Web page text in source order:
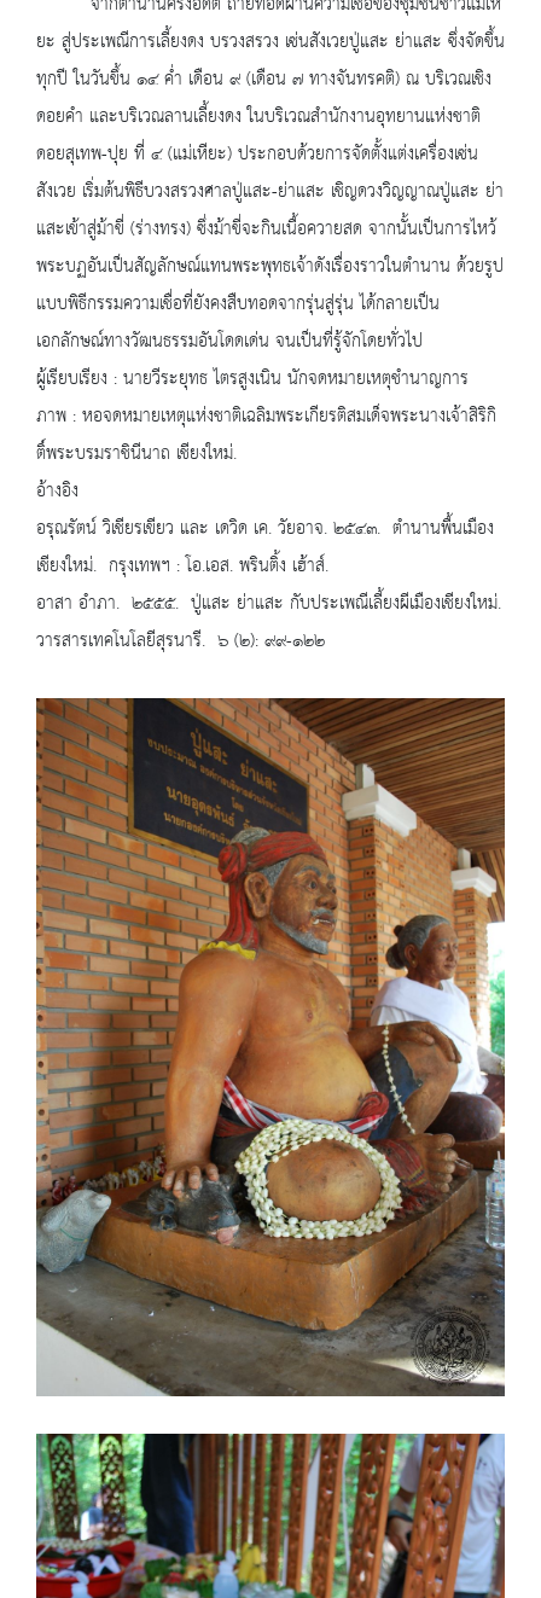
ยะ สู่ประเพณีการเลี้ยงดง บรวงสรวง เซ่นสังเวยปู่แสะ ย่าแสะ ซึ่งจัดขึ้น
ทุกปี ในวันขึ้น ๑๔ ค่ำ เดือน ๙ (เดือน ๗ ทางจันทรคติ) ณ บริเวณเชิง
ดอยคำ และบริเวณลานเลี้ยงดง ในบริเวณสำนักงานอุทยานแห่งชาติ
ดอยสุเทพ-ปุย ที่ ๔ (แม่เหียะ) ประกอบด้วยการจัดตั้งแต่งเครื่องเซ่น
สังเวย เริ่มต้นพิธีบวงสรวงศาลปู่แสะ-ย่าแสะ เชิญดวงวิญญาณปู่แสะ ย่า
แสะเข้าสู่ม้าขี่ (ร่างทรง) ซึ่งม้าขี่จะกินเนื้อควายสด จากนั้นเป็นการไหว้
พระบฏอันเป็นสัญลักษณ์แทนพระพุทธเจ้าดังเรื่องราวในตำนาน ด้วยรูป
แบบพิธีกรรมความเชื่อที่ยังคงสืบทอดจากรุ่นสู่รุ่น ได้กลายเป็น
เอกลักษณ์ทางวัฒนธรรมอันโดดเด่น จนเป็นที่รู้จักโดยทั่วไป
ผู้เรียบเรียง : นายวีระยุทธ ไตรสูงเนิน นักจดหมายเหตุชำนาญการ
ภาพ : หอจดหมายเหตุแห่งชาติเฉลิมพระเกียรติสมเด็จพระนางเจ้าสิริกิ
ติ์พระบรมราชินีนาถ เชียงใหม่.
อ้างอิง
อรุณรัตน์ วิเชียรเขียว และ เดวิด เค. วัยอาจ. ๒๕๔๓. ตำนานพื้นเมือง
เชียงใหม่. กรุงเทพฯ : โอ.เอส. พรินติ้ง เฮ้าส์.
อาสา อำภา. ๒๕๕๕. ปู่แสะ ย่าแสะ กับประเพณีเลี้ยงผีเมืองเชียงใหม่.
วารสารเทคโนโลยีสุรนารี. ๖ (๒): ๙๙-๑๒๒